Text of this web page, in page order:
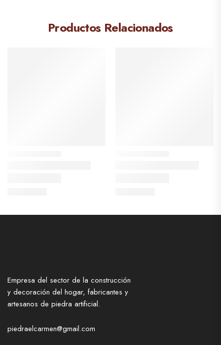
Productos Relacionados
Empresa del sector de la construcción
y decoración del hogar, fabricantes y
artesanos de piedra artificial.
piedraelcarmen@gmail.com